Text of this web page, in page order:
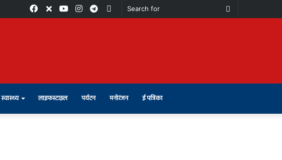
Search
Switch
Telegram
Instagram
Youtube
X
Facebook
स्वास्थ्य लाइफस्टाइल पर्यटन मनोरंजन ई पत्रिका